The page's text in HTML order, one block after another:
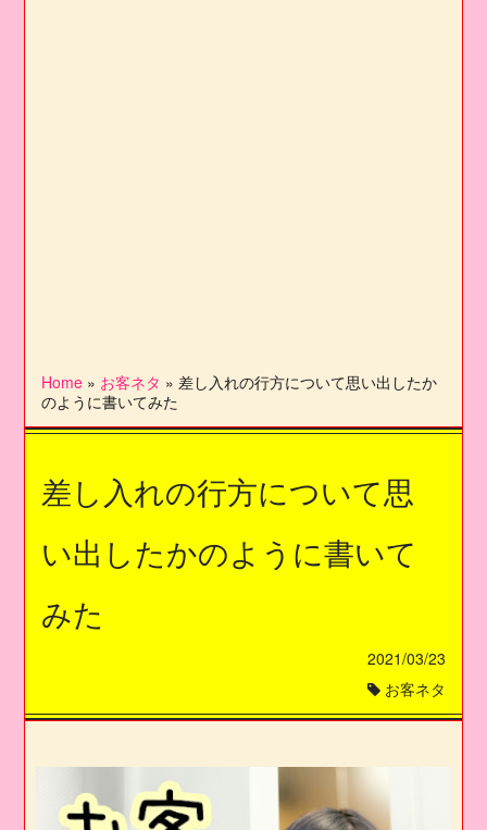
Home » お客ネタ » 差し入れの行方について思い出したか
のように書いてみた
差し入れの行方について思
い出したかのように書いて
みた
2021/03/23
お客ネタ